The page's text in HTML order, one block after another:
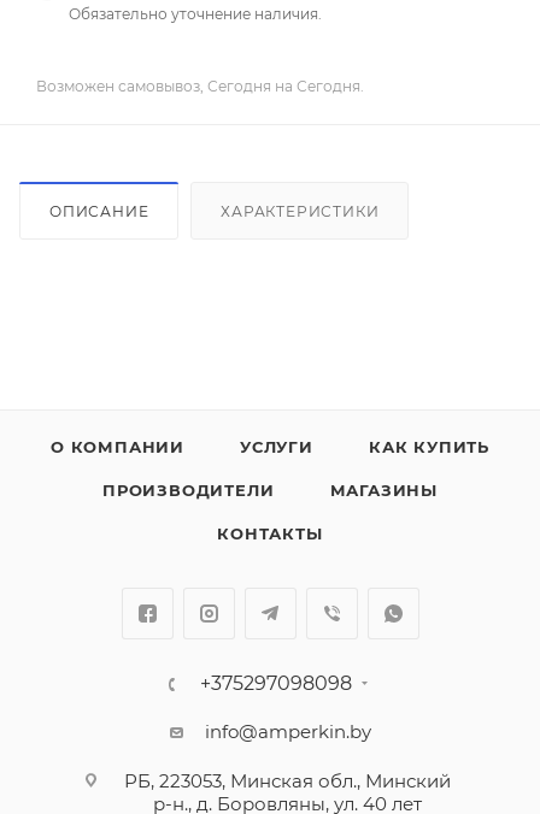
Обязательно уточнение наличия.
Возможен самовывоз, Сегодня на Сегодня.
ОПИСАНИЕ ХАРАКТЕРИСТИКИ
О КОМПАНИИ УСЛУГИ КАК КУПИТЬ
ПРОИЗВОДИТЕЛИ МАГАЗИНЫ
КОНТАКТЫ
+375297098098
info@amperkin.by
РБ, 223053, Минская обл., Минский
р-н., д. Боровляны, ул. 40 лет